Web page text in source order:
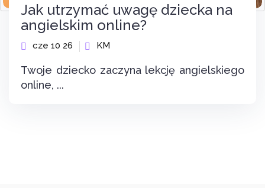
Jak utrzymać uwagę dziecka na
angielskim online?
cze 10 26 KM
Twoje dziecko zaczyna lekcję angielskiego
online, ...